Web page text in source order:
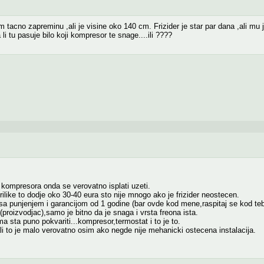
tacno zapreminu ,ali je visine oko 140 cm. Frizider je star par dana ,ali
tu pasuje bilo koji kompresor te snage....ili ????
onda se verovatno isplati uzeti.
to dodje oko 30-40 eura sto nije mnogo ako je frizider neostecen.
punjenjem i garancijom od 1 godine (bar ovde kod mene,raspitaj se kod
je bitno da je snaga i vrsta freona ista.
sta puno pokvariti...kompresor,termostat i to je to.
to je malo verovatno osim ako negde nije mehanicki ostecena instalacija.